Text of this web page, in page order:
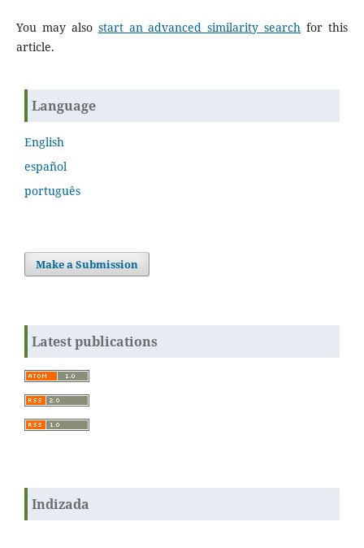
You may also start an advanced similarity search for this
article.
Language
English
español
português
Make a Submission
Latest publications
Indizada